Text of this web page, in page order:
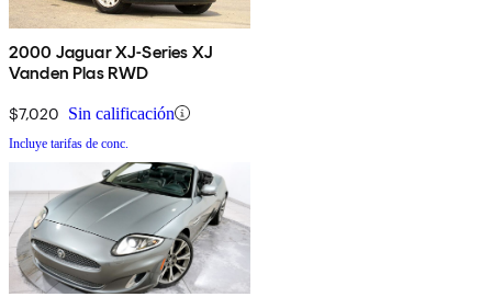
2000 Jaguar XJ-Series XJ
Vanden Plas RWD
$7,020 Sin calificación
Incluye tarifas de conc.